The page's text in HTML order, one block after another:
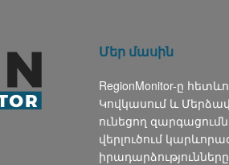
Մեր մասին
RegionMonitor-ը
Կովկասում և
ունեցող
վերլուծում